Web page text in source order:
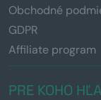
Obchodné
GDPR
Affiliate program
PRE KOHO